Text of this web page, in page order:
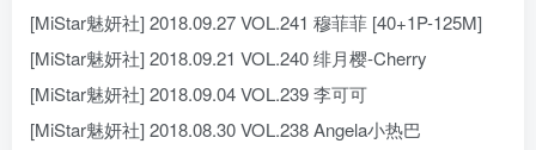
[MiStar魅妍社] 2018.09.27 VOL.241 穆菲菲 [40+1P-125M]
[MiStar魅妍社] 2018.09.21 VOL.240 绯月樱-Cherry
[MiStar魅妍社] 2018.09.04 VOL.239 李可可
[MiStar魅妍社] 2018.08.30 VOL.238 Angela小热巴